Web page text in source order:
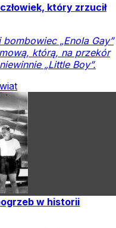
który zrzucił
„Enola Gay”
którą, na przekór
„Little Boy”.
w historii